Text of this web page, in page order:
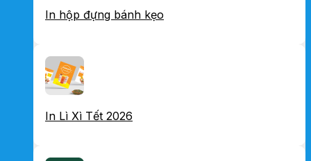
In hộp đựng bánh kẹo
In Lì Xì Tết 2026